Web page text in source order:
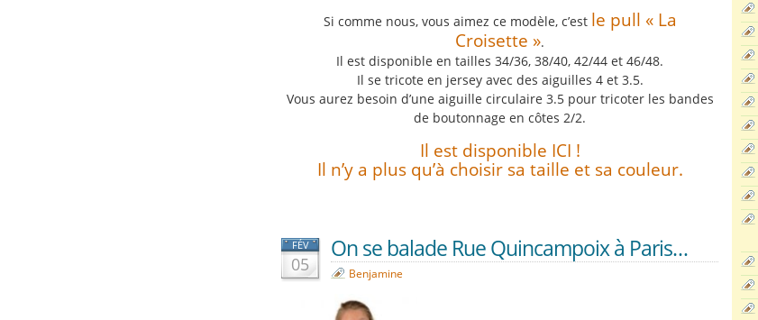
Si comme nous, vous aimez ce modèle, c’est le pull « La
Croisette ».
Il est disponible en tailles 34/36, 38/40, 42/44 et 46/48.
Il se tricote en jersey avec des aiguilles 4 et 3.5.
Vous aurez besoin d’une aiguille circulaire 3.5 pour tricoter les bandes
de boutonnage en côtes 2/2.
Il est disponible ICI !
Il n’y a plus qu’à choisir sa taille et sa couleur.
FÉV
05
On se balade Rue Quincampoix à Paris…
Benjamine